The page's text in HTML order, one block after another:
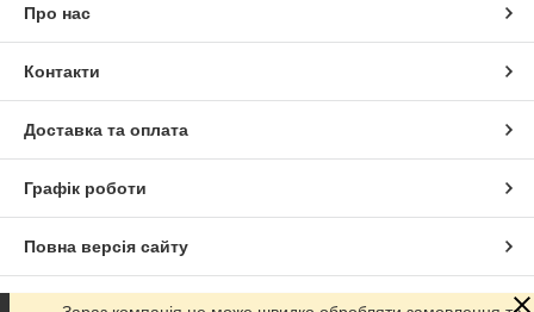
Про нас
Контакти
Доставка та оплата
Графік роботи
Повна версія сайту
Сайт створено на маркетплейсі Prom.ua